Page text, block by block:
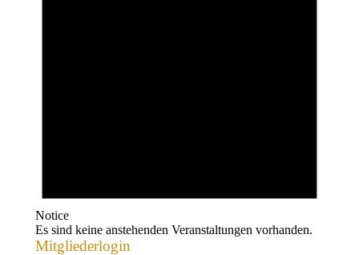
Notice
Es sind keine anstehenden Veranstaltungen vorhanden.
Mitgliederlogin